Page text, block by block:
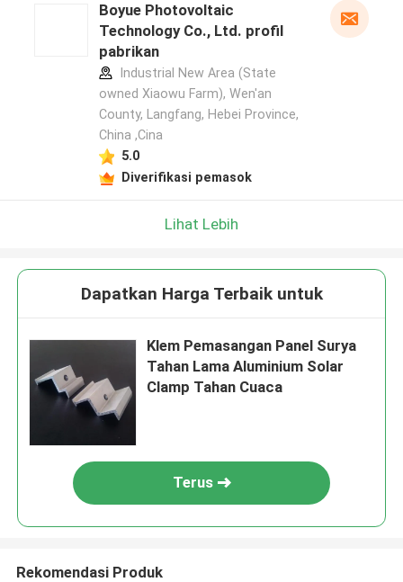
Boyue Photovoltaic
Technology Co., Ltd. profil
pabrikan
Industrial New Area (State
owned Xiaowu Farm), Wen'an
County, Langfang, Hebei Province,
China ,Cina
5.0
Diverifikasi pemasok
Lihat Lebih
Dapatkan Harga Terbaik untuk
Klem Pemasangan Panel Surya
Tahan Lama Aluminium Solar
Clamp Tahan Cuaca
Terus
Rekomendasi Produk